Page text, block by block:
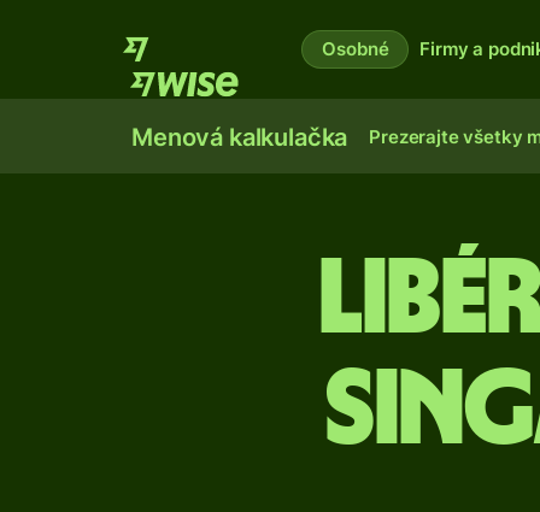
Osobné Firmy a
Menová kalkulačka Prezerajte všetky